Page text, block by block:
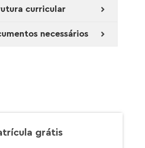
curricular
necessários
grátis